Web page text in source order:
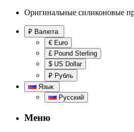
Оригинальные силиконовые
₽ Валюта
€ Euro
£ Pound Sterling
$ US Dollar
₽ Рубль
Язык
Русский
Меню